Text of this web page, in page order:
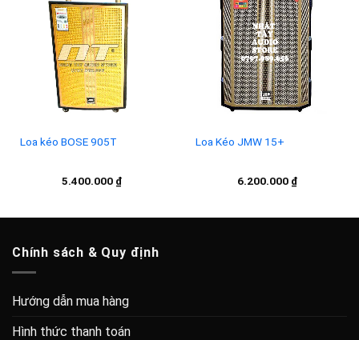
Loa kéo BOSE 905T
5.400.000 ₫
Add to
wishlist
Loa Kéo JMW 15+
6.200.000 ₫
Chính sách & Quy định
Hướng dẫn mua hàng
Hình thức thanh toán